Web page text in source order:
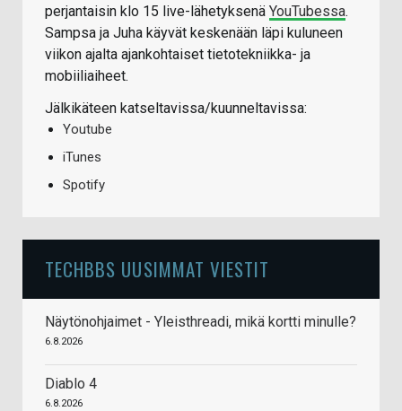
perjantaisin klo 15 live-lähetyksenä YouTubessa.
Sampsa ja Juha käyvät keskenään läpi kuluneen
viikon ajalta ajankohtaiset tietotekniikka- ja
mobiiliaiheet.
Jälkikäteen katseltavissa/kuunneltavissa:
Youtube
iTunes
Spotify
TECHBBS UUSIMMAT VIESTIT
Näytönohjaimet - Yleisthreadi, mikä kortti minulle?
6.8.2026
Diablo 4
6.8.2026